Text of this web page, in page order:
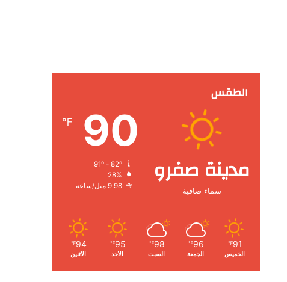
الطقس
مدينة صفرو
سماء صافية
90
℉
28%
9.98 ميل/ساعة
91
℉
الخميس
96
℉
الجمعة
98
℉
السبت
95
℉
الأحد
94
℉
الأثنين